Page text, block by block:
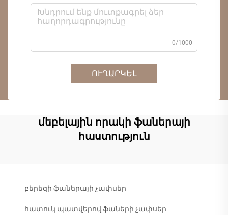
0/1000
ՈՒՂԱՐԿԵԼ
մեբելային որակի ֆաներայի
հաստություն
բերեզի ֆաներայի չափսեր
հատուկ պատվերով ֆաների չափսեր